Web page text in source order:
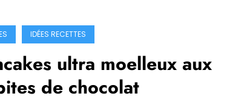
IDÉES RECETTES
ultra moelleux aux
de chocolat